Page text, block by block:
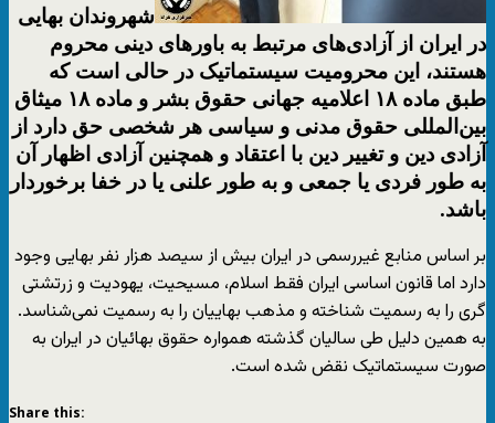
شهروندان بهایی
در ایران از آزادی‌های مرتبط به باورهای دینی محروم
هستند، این محرومیت سیستماتیک در حالی است که
طبق ماده ۱۸ اعلامیه جهانی حقوق بشر و ماده ۱۸ میثاق
بین‌المللی حقوق مدنی و سیاسی هر شخصی حق دارد از
آزادی دین و تغییر دین با اعتقاد و همچنین آزادی اظهار آن
به طور فردی یا جمعی و به طور علنی یا در خفا برخوردار
باشد.
بر اساس منابع غیررسمی در ایران بیش از سیصد هزار نفر بهایی وجود
دارد اما قانون اساسی ایران فقط اسلام، مسیحیت، یهودیت و زرتشتی
گری را به رسمیت شناخته و مذهب بهاییان را به رسمیت نمی‌شناسد.
به همین دلیل طی سالیان گذشته همواره حقوق بهائیان در ایران به
صورت سیستماتیک نقض شده است.
Share this: